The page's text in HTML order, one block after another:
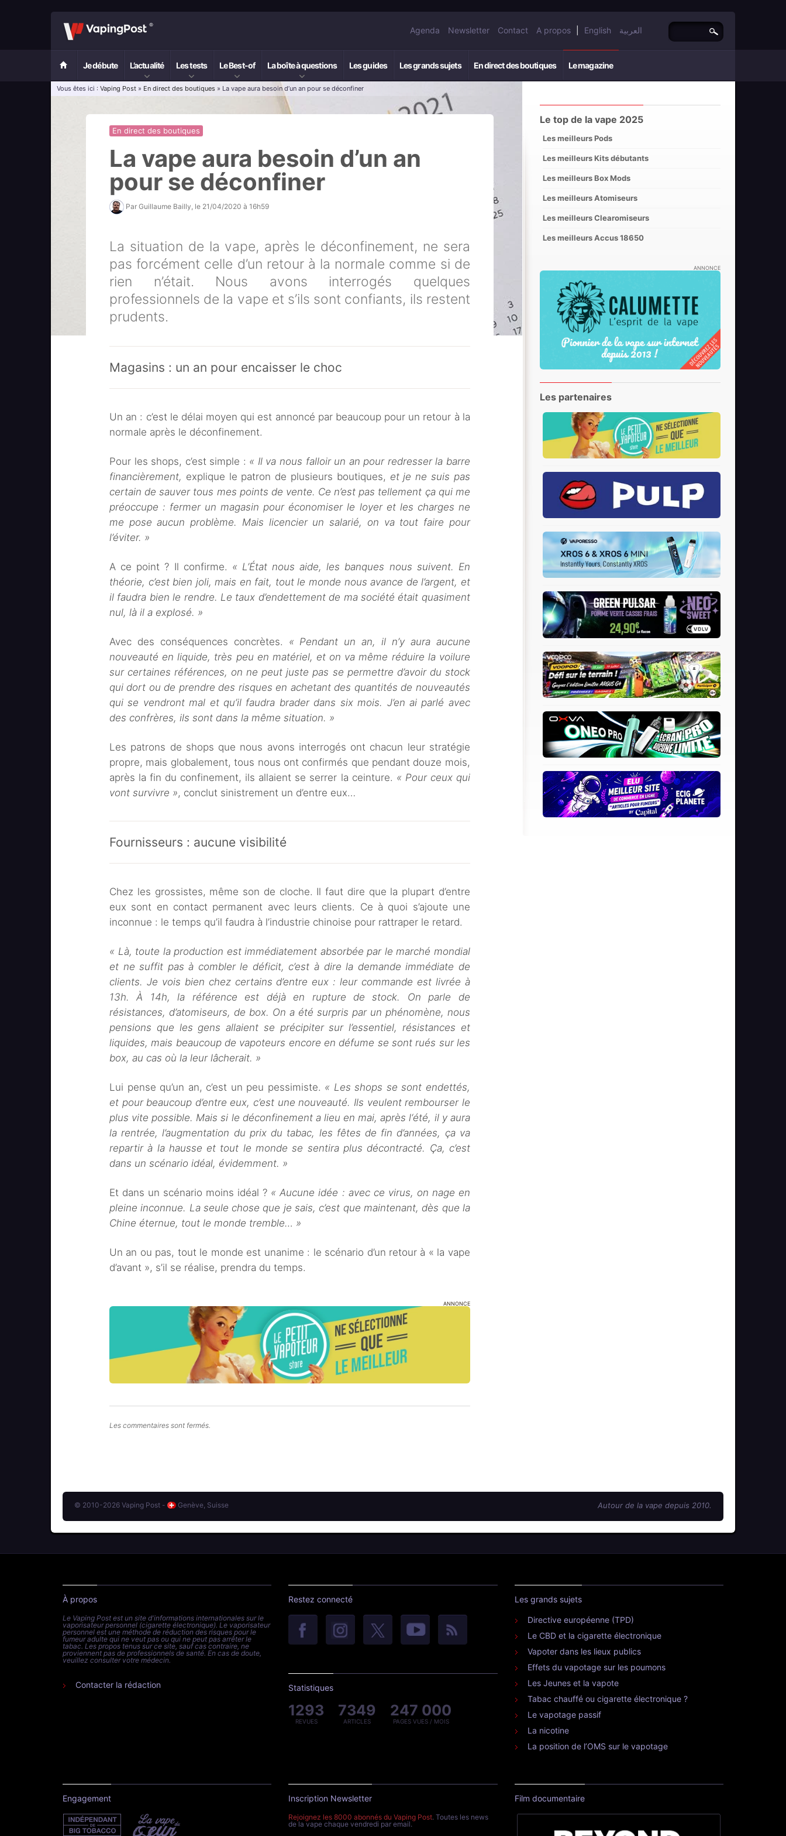
Agenda Newsletter Contact A propos English العربية
Je débute L’actualité Les tests Le Best-of La boîte à questions Les guides Les grands sujets En direct des boutiques Le magazine
Vous êtes ici : Vaping Post » En direct des boutiques » La vape aura besoin d’un an pour se déconfiner
En direct des boutiques
La vape aura besoin d’un an
pour se déconfiner
Par Guillaume Bailly , le 21/04/2020 à 16h59
La situation de la vape, après le déconfinement, ne sera
pas forcément celle d’un retour à la normale comme si de
rien n’était. Nous avons interrogés quelques
professionnels de la vape et s’ils sont confiants, ils restent
prudents.
Magasins : un an pour encaisser le choc
Un an : c’est le délai moyen qui est annoncé par beaucoup pour un retour à la
normale après le déconfinement.
Pour les shops, c’est simple : « Il va nous falloir un an pour redresser la barre
financièrement, explique le patron de plusieurs boutiques, et je ne suis pas
certain de sauver tous mes points de vente. Ce n’est pas tellement ça qui me
préoccupe : fermer un magasin pour économiser le loyer et les charges ne
me pose aucun problème. Mais licencier un salarié, on va tout faire pour
l’éviter. »
A ce point ? Il confirme. « L’État nous aide, les banques nous suivent. En
théorie, c’est bien joli, mais en fait, tout le monde nous avance de l’argent, et
il faudra bien le rendre. Le taux d’endettement de ma société était quasiment
nul, là il a explosé. »
Avec des conséquences concrètes. « Pendant un an, il n’y aura aucune
nouveauté en liquide, très peu en matériel, et on va même réduire la voilure
sur certaines références, on ne peut juste pas se permettre d’avoir du stock
qui dort ou de prendre des risques en achetant des quantités de nouveautés
qui se vendront mal et qu’il faudra brader dans six mois. J’en ai parlé avec
des confrères, ils sont dans la même situation. »
Les patrons de shops que nous avons interrogés ont chacun leur stratégie
propre, mais globalement, tous nous ont confirmés que pendant douze mois,
après la fin du confinement, ils allaient se serrer la ceinture. « Pour ceux qui
vont survivre », conclut sinistrement un d’entre eux…
Fournisseurs : aucune visibilité
Chez les grossistes, même son de cloche. Il faut dire que la plupart d’entre
eux sont en contact permanent avec leurs clients. Ce à quoi s’ajoute une
inconnue : le temps qu’il faudra à l’industrie chinoise pour rattraper le retard.
« Là, toute la production est immédiatement absorbée par le marché mondial
et ne suffit pas à combler le déficit, c’est à dire la demande immédiate de
clients. Je vois bien chez certains d’entre eux : leur commande est livrée à
13h. À 14h, la référence est déjà en rupture de stock. On parle de
résistances, d’atomiseurs, de box. On a été surpris par un phénomène, nous
pensions que les gens allaient se précipiter sur l’essentiel, résistances et
liquides, mais beaucoup de vapoteurs encore en défume se sont rués sur les
box, au cas où la leur lâcherait. »
Lui pense qu’un an, c’est un peu pessimiste. « Les shops se sont endettés,
et pour beaucoup d’entre eux, c’est une nouveauté. Ils veulent rembourser le
plus vite possible. Mais si le déconfinement a lieu en mai, après l‘été, il y aura
la rentrée, l’augmentation du prix du tabac, les fêtes de fin d’années, ça va
repartir à la hausse et tout le monde se sentira plus décontracté. Ça, c’est
dans un scénario idéal, évidemment. »
Et dans un scénario moins idéal ? « Aucune idée : avec ce virus, on nage en
pleine inconnue. La seule chose que je sais, c’est que maintenant, dès que la
Chine éternue, tout le monde tremble… »
Un an ou pas, tout le monde est unanime : le scénario d’un retour à « la vape
d’avant », s’il se réalise, prendra du temps.
ANNONCE
Les commentaires sont fermés.
Le top de la vape 2025
Les meilleurs Pods
Les meilleurs Kits débutants
Les meilleurs Box Mods
Les meilleurs Atomiseurs
Les meilleurs Clearomiseurs
Les meilleurs Accus 18650
ANNONCE
Les partenaires
© 2010-2026 Vaping Post - Genève, Suisse Autour de la vape depuis 2010.
À propos
Le Vaping Post est un site d'informations internationales sur le
vaporisateur personnel (cigarette électronique). Le vaporisateur
personnel est une méthode de réduction des risques pour le
fumeur adulte qui ne veut pas ou qui ne peut pas arrêter le
tabac. Les propos tenus sur ce site, sauf cas contraire, ne
proviennent pas de professionnels de santé. En cas de doute,
veuillez consulter votre médecin.
Contacter la rédaction
Restez connecté
Statistiques
1293
REVUES
7349
ARTICLES
247 000
PAGES VUES / MOIS
Les grands sujets
Directive européenne (TPD)
Le CBD et la cigarette électronique
Vapoter dans les lieux publics
Effets du vapotage sur les poumons
Les Jeunes et la vapote
Tabac chauffé ou cigarette électronique ?
Le vapotage passif
La nicotine
La position de l’OMS sur le vapotage
Engagement Inscription Newsletter
Rejoignez les 8000 abonnés du Vaping Post. Toutes les news
de la vape chaque vendredi par email.
Film documentaire